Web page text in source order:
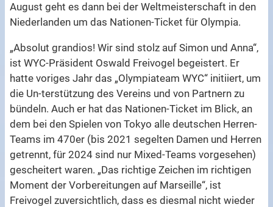
August geht es dann bei der Weltmeisterschaft in den
Niederlanden um das Nationen-Ticket für Olympia.
„Absolut grandios! Wir sind stolz auf Simon und Anna“,
ist WYC-Präsident Oswald Freivogel begeistert. Er
hatte voriges Jahr das „Olympiateam WYC“ initiiert, um
die Un-terstützung des Vereins und von Partnern zu
bündeln. Auch er hat das Nationen-Ticket im Blick, an
dem bei den Spielen von Tokyo alle deutschen Herren-
Teams im 470er (bis 2021 segelten Damen und Herren
getrennt, für 2024 sind nur Mixed-Teams vorgesehen)
gescheitert waren. „Das richtige Zeichen im richtigen
Moment der Vorbereitungen auf Marseille“, ist
Freivogel zuversichtlich, dass es diesmal nicht wieder